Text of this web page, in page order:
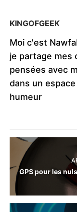
KINGOFGEEK
Moi c'est
je partage mes
pensées avec
dans un
humeur
GPS pour les